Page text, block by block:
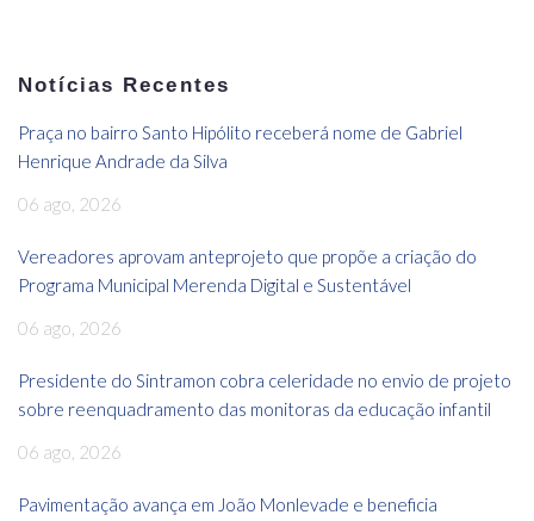
Notícias Recentes
Praça no bairro Santo Hipólito receberá nome de Gabriel
Henrique Andrade da Silva
06 ago, 2026
Vereadores aprovam anteprojeto que propõe a criação do
Programa Municipal Merenda Digital e Sustentável
06 ago, 2026
Presidente do Sintramon cobra celeridade no envio de projeto
sobre reenquadramento das monitoras da educação infantil
06 ago, 2026
Pavimentação avança em João Monlevade e beneficia